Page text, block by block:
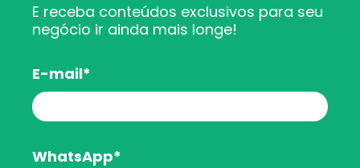
E receba conteúdos exclusivos para seu
negócio ir ainda mais longe!
E-mail*
WhatsApp*